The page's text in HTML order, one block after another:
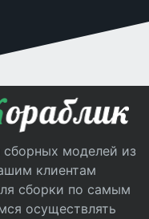
сборных моделей из
клиентам
сборки по самым
осуществлять